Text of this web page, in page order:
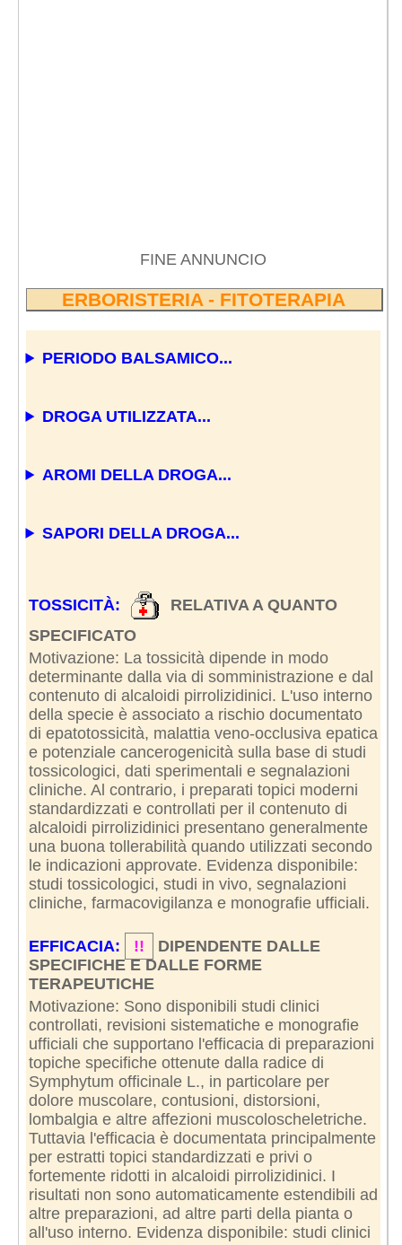
FINE ANNUNCIO
ERBORISTERIA - FITOTERAPIA
PERIODO BALSAMICO...
DROGA UTILIZZATA...
AROMI DELLA DROGA...
SAPORI DELLA DROGA...
TOSSICITÀ:
RELATIVA A QUANTO
SPECIFICATO
Motivazione: La tossicità dipende in modo
determinante dalla via di somministrazione e dal
contenuto di alcaloidi pirrolizidinici. L'uso interno
della specie è associato a rischio documentato
di epatotossicità, malattia veno-occlusiva epatica
e potenziale cancerogenicità sulla base di studi
tossicologici, dati sperimentali e segnalazioni
cliniche. Al contrario, i preparati topici moderni
standardizzati e controllati per il contenuto di
alcaloidi pirrolizidinici presentano generalmente
una buona tollerabilità quando utilizzati secondo
le indicazioni approvate. Evidenza disponibile:
studi tossicologici, studi in vivo, segnalazioni
cliniche, farmacovigilanza e monografie ufficiali.
EFFICACIA: !!
DIPENDENTE DALLE
SPECIFICHE E DALLE FORME
TERAPEUTICHE
Motivazione: Sono disponibili studi clinici
controllati, revisioni sistematiche e monografie
ufficiali che supportano l'efficacia di preparazioni
topiche specifiche ottenute dalla radice di
Symphytum officinale L., in particolare per
dolore muscolare, contusioni, distorsioni,
lombalgia e altre affezioni muscoloscheletriche.
Tuttavia l'efficacia è documentata principalmente
per estratti topici standardizzati e privi o
fortemente ridotti in alcaloidi pirrolizidinici. I
risultati non sono automaticamente estendibili ad
altre preparazioni, ad altre parti della pianta o
all'uso interno. Evidenza disponibile: studi clinici